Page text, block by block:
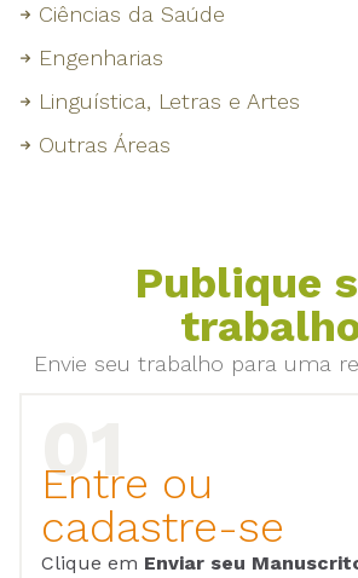
Ciências da Saúde
Engenharias
Linguística, Letras e Artes
Outras Áreas
Publique
Envie seu trabalho para uma
Entre ou
cadastre-se
Clique em Enviar seu